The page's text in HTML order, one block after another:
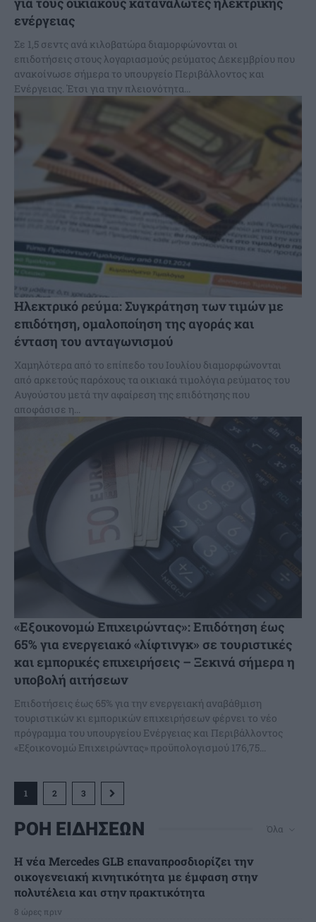
ενέργειας
Σε 1,5 σεντς ανά κιλοβατώρα διαμορφώνονται οι
επιδοτήσεις στους λογαριασμούς ρεύματος Δεκεμβρίου που
ανακοίνωσε σήμερα το υπουργείο Περιβάλλοντος και
Ενέργειας. Έτσι για την πλειονότητα...
Ηλεκτρικό ρεύμα: Συγκράτηση των τιμών με
επιδότηση, ομαλοποίηση της αγοράς και
ένταση του ανταγωνισμού
Χαμηλότερα από το επίπεδο του Ιουλίου διαμορφώνονται
από αρκετούς παρόχους τα οικιακά τιμολόγια ρεύματος του
Αυγούστου μετά την αφαίρεση της επιδότησης που
αποφάσισε η...
«Εξοικονομώ Επιχειρώντας»: Επιδότηση έως
65% για ενεργειακό «λίφτινγκ» σε τουριστικές
και εμπορικές επιχειρήσεις – Ξεκινά σήμερα η
υποβολή αιτήσεων
Επιδοτήσεις έως 65% για την ενεργειακή αναβάθμιση
τουριστικών κι εμπορικών επιχειρήσεων φέρνει το νέο
πρόγραμμα του υπουργείου Ενέργειας και Περιβάλλοντος
«Εξοικονομώ Επιχειρώντας» προϋπολογισμού 176,75...
1 2 3
ΡΟΗ ΕΙΔΗΣΕΩΝ Όλα
Η νέα Mercedes GLB επαναπροσδιορίζει την
οικογενειακή κινητικότητα με έμφαση στην
πολυτέλεια και στην πρακτικότητα
8 ώρες πριν